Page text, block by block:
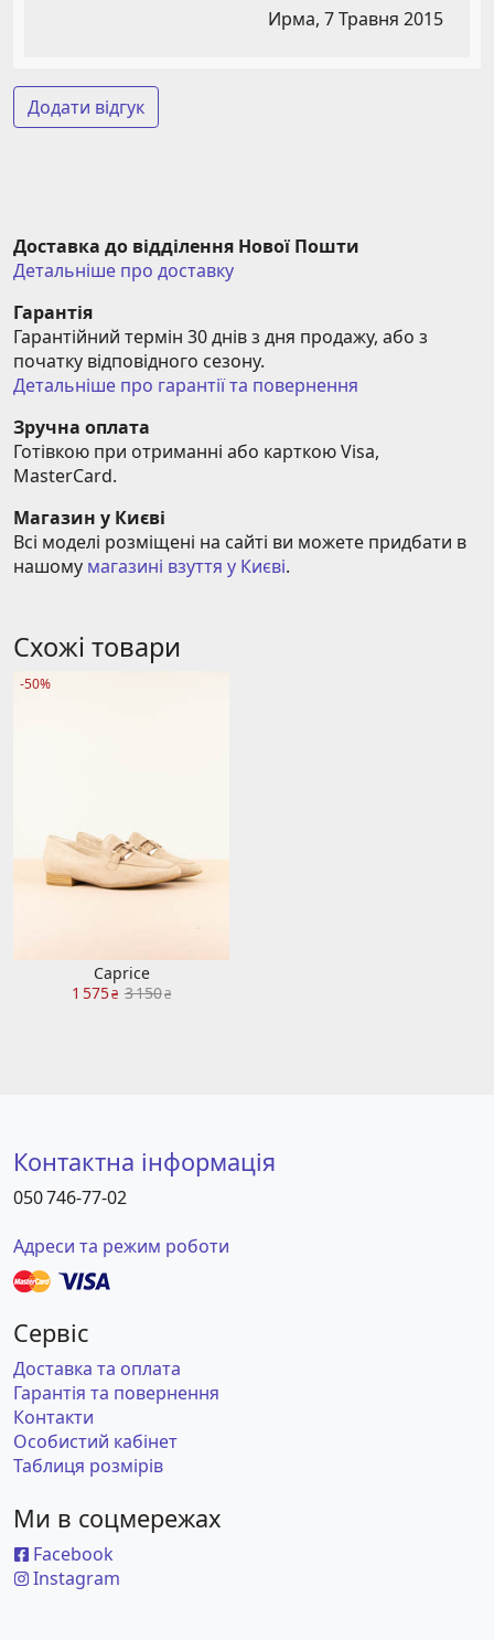
Ирма, 7 Травня 2015
Додати відгук
Доставка до відділення Нової Пошти
Детальніше про доставку
Гарантія
Гарантійний термін 30 днів з дня продажу, або з
початку відповідного сезону.
Детальніше про гарантії та повернення
Зручна оплата
Готівкою при отриманні або карткою Visa,
MasterCard.
Магазин у Києві
Всі моделі розміщені на сайті ви можете придбати в
нашому магазині взуття у Києві.
Схожі товари
-50%
Caprice
1 575₴ 3 150₴
Контактна інформація
050 746-77-02
Адреси та режим роботи
Сервіс
Доставка та оплата
Гарантія та повернення
Контакти
Особистий кабінет
Таблиця розмірів
Ми в соцмережах
Facebook
Instagram